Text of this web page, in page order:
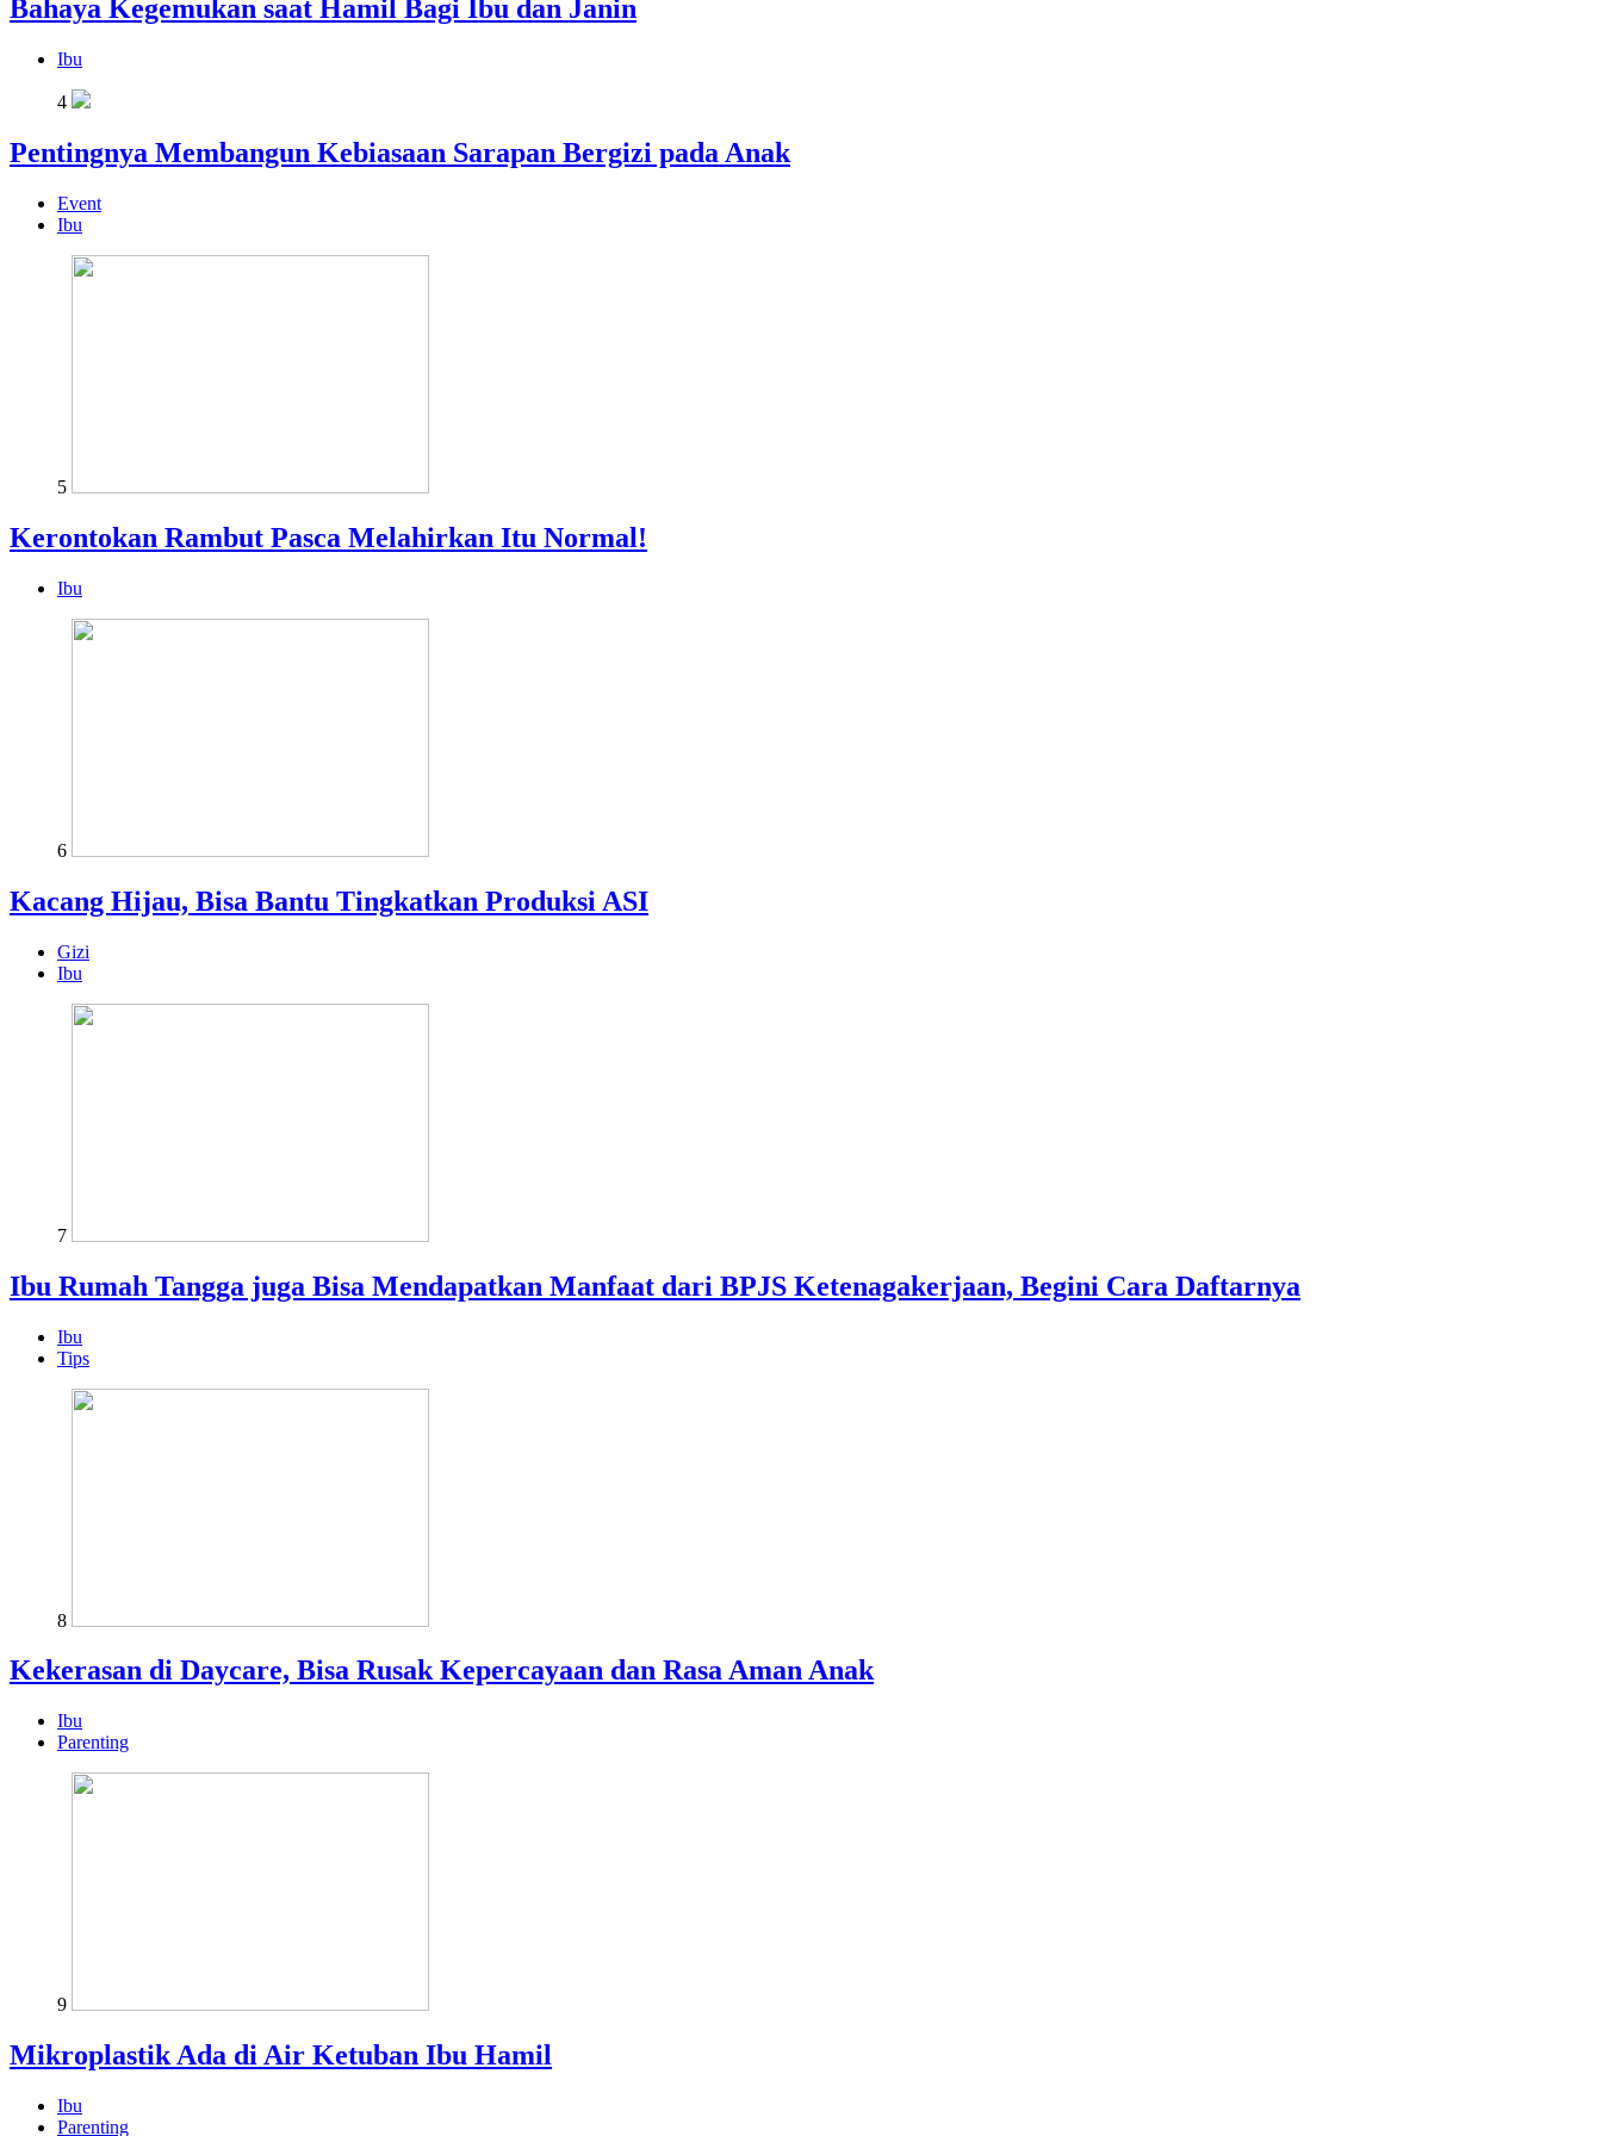
Bahaya Kegemukan saat Hamil Bagi Ibu dan Janin
Ibu
4
Pentingnya Membangun Kebiasaan Sarapan Bergizi pada Anak
Event
Ibu
5
Kerontokan Rambut Pasca Melahirkan Itu Normal!
Ibu
6
Kacang Hijau, Bisa Bantu Tingkatkan Produksi ASI
Gizi
Ibu
7
Ibu Rumah Tangga juga Bisa Mendapatkan Manfaat dari BPJS Ketenagakerjaan, Begini Cara Daftarnya
Ibu
Tips
8
Kekerasan di Daycare, Bisa Rusak Kepercayaan dan Rasa Aman Anak
Ibu
Parenting
9
Mikroplastik Ada di Air Ketuban Ibu Hamil
Ibu
Parenting